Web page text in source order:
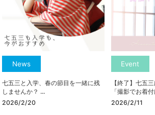
News
七五三と入学、春の節目を一緒に残
しませんか？ ...
2026/2/20
Event
【終了】七五
「撮影でお着
2026/2/11